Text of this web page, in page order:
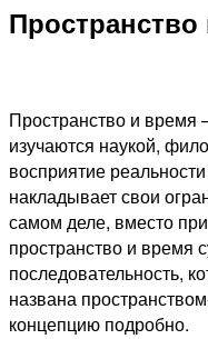
Пространство и время
изучаются наукой,
восприятие
накладывает свои
самом деле, вместо
пространство и время
последовательность,
названа
концепцию подробно.